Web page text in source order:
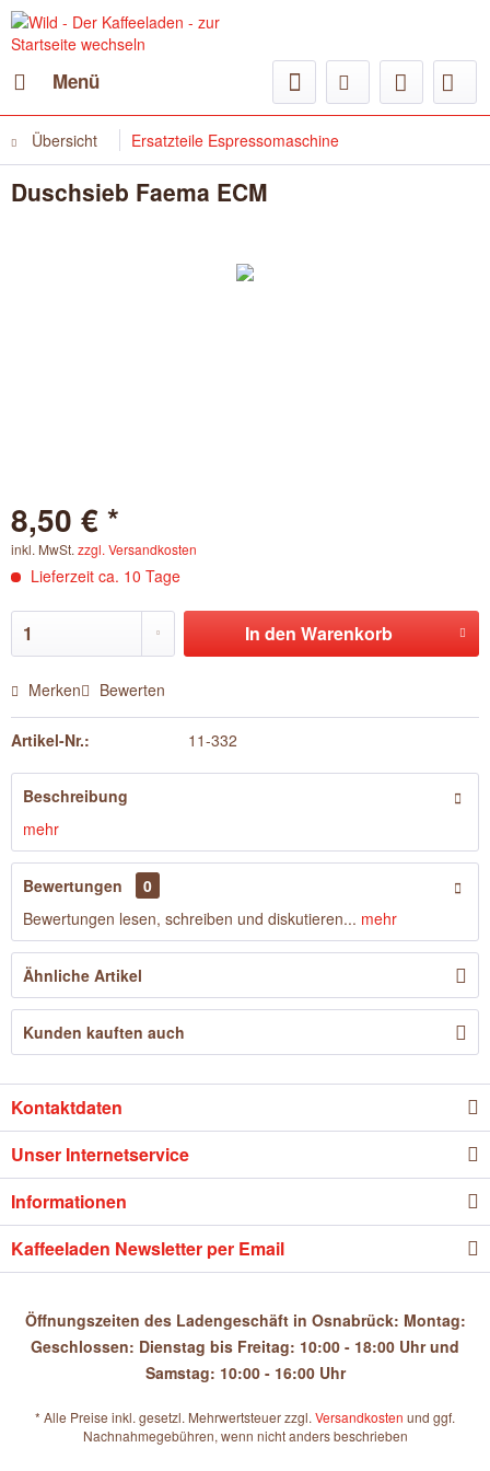
Menü
Übersicht Ersatzteile Espressomaschine
Duschsieb Faema ECM
8,50 € *
inkl. MwSt. zzgl. Versandkosten
Lieferzeit ca. 10 Tage
In den Warenkorb
Merken Bewerten
Artikel-Nr.: 11-332
Beschreibung
mehr
Bewertungen
0
Bewertungen lesen, schreiben und diskutieren... mehr
Ähnliche Artikel
Kunden kauften auch
Kontaktdaten
Unser Internetservice
Informationen
Kaffeeladen Newsletter per Email
Öffnungszeiten des Ladengeschäft in Osnabrück: Montag:
Geschlossen: Dienstag bis Freitag: 10:00 - 18:00 Uhr und
Samstag: 10:00 - 16:00 Uhr
* Alle Preise inkl. gesetzl. Mehrwertsteuer zzgl. Versandkosten und ggf.
Nachnahmegebühren, wenn nicht anders beschrieben